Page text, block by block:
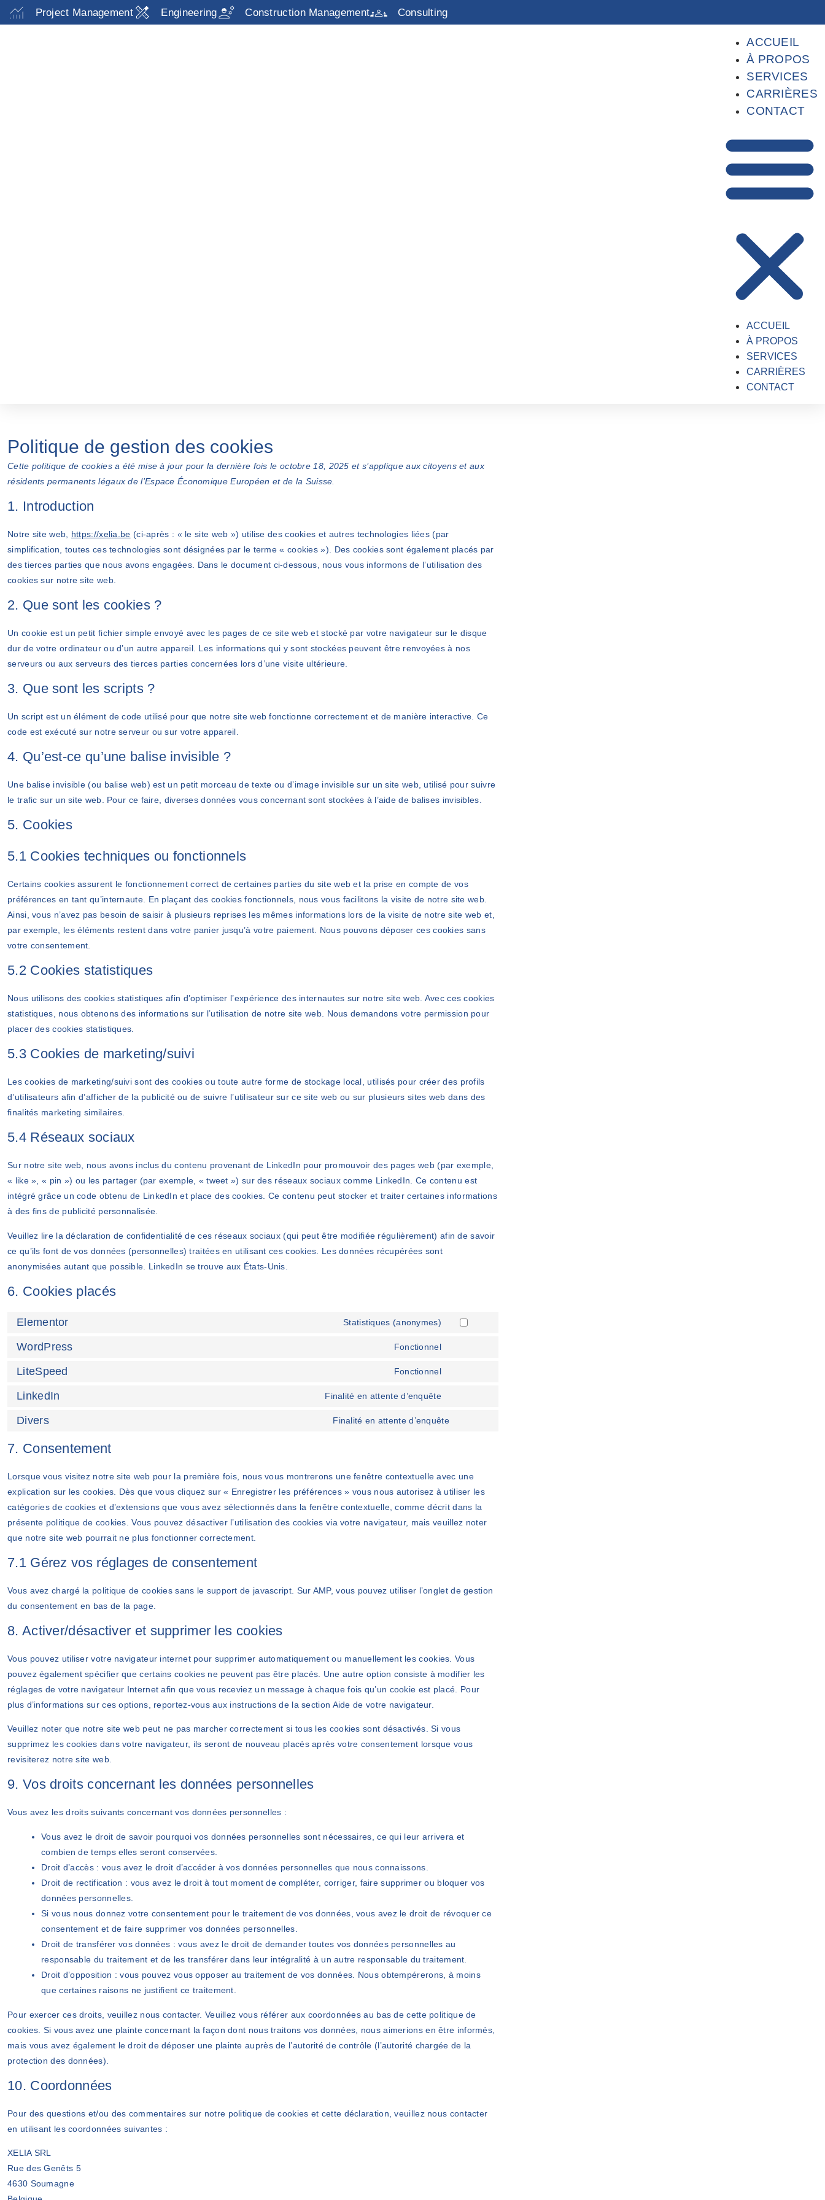
Project Management Engineering Construction Management Consulting
ACCUEIL
À PROPOS
SERVICES
CARRIÈRES
CONTACT
ACCUEIL
À PROPOS
SERVICES
CARRIÈRES
CONTACT
Politique de gestion des cookies
Cette politique de cookies a été mise à jour pour la dernière fois le octobre 18, 2025 et s’applique aux citoyens et aux
résidents permanents légaux de l’Espace Économique Européen et de la Suisse.
1. Introduction
Notre site web, https://xelia.be (ci-après : « le site web ») utilise des cookies et autres technologies liées (par
simplification, toutes ces technologies sont désignées par le terme « cookies »). Des cookies sont également placés par
des tierces parties que nous avons engagées. Dans le document ci-dessous, nous vous informons de l’utilisation des
cookies sur notre site web.
2. Que sont les cookies ?
Un cookie est un petit fichier simple envoyé avec les pages de ce site web et stocké par votre navigateur sur le disque
dur de votre ordinateur ou d’un autre appareil. Les informations qui y sont stockées peuvent être renvoyées à nos
serveurs ou aux serveurs des tierces parties concernées lors d’une visite ultérieure.
3. Que sont les scripts ?
Un script est un élément de code utilisé pour que notre site web fonctionne correctement et de manière interactive. Ce
code est exécuté sur notre serveur ou sur votre appareil.
4. Qu’est-ce qu’une balise invisible ?
Une balise invisible (ou balise web) est un petit morceau de texte ou d’image invisible sur un site web, utilisé pour suivre
le trafic sur un site web. Pour ce faire, diverses données vous concernant sont stockées à l’aide de balises invisibles.
5. Cookies
5.1 Cookies techniques ou fonctionnels
Certains cookies assurent le fonctionnement correct de certaines parties du site web et la prise en compte de vos
préférences en tant qu’internaute. En plaçant des cookies fonctionnels, nous vous facilitons la visite de notre site web.
Ainsi, vous n’avez pas besoin de saisir à plusieurs reprises les mêmes informations lors de la visite de notre site web et,
par exemple, les éléments restent dans votre panier jusqu’à votre paiement. Nous pouvons déposer ces cookies sans
votre consentement.
5.2 Cookies statistiques
Nous utilisons des cookies statistiques afin d’optimiser l’expérience des internautes sur notre site web. Avec ces cookies
statistiques, nous obtenons des informations sur l’utilisation de notre site web. Nous demandons votre permission pour
placer des cookies statistiques.
5.3 Cookies de marketing/suivi
Les cookies de marketing/suivi sont des cookies ou toute autre forme de stockage local, utilisés pour créer des profils
d’utilisateurs afin d’afficher de la publicité ou de suivre l’utilisateur sur ce site web ou sur plusieurs sites web dans des
finalités marketing similaires.
5.4 Réseaux sociaux
Sur notre site web, nous avons inclus du contenu provenant de LinkedIn pour promouvoir des pages web (par exemple,
« like », « pin ») ou les partager (par exemple, « tweet ») sur des réseaux sociaux comme LinkedIn. Ce contenu est
intégré grâce un code obtenu de LinkedIn et place des cookies. Ce contenu peut stocker et traiter certaines informations
à des fins de publicité personnalisée.
Veuillez lire la déclaration de confidentialité de ces réseaux sociaux (qui peut être modifiée régulièrement) afin de savoir
ce qu’ils font de vos données (personnelles) traitées en utilisant ces cookies. Les données récupérées sont
anonymisées autant que possible. LinkedIn se trouve aux États-Unis.
6. Cookies placés
Elementor Statistiques (anonymes)
WordPress Fonctionnel
LiteSpeed Fonctionnel
LinkedIn Finalité en attente d’enquête
Divers Finalité en attente d’enquête
7. Consentement
Lorsque vous visitez notre site web pour la première fois, nous vous montrerons une fenêtre contextuelle avec une
explication sur les cookies. Dès que vous cliquez sur « Enregistrer les préférences » vous nous autorisez à utiliser les
catégories de cookies et d’extensions que vous avez sélectionnés dans la fenêtre contextuelle, comme décrit dans la
présente politique de cookies. Vous pouvez désactiver l’utilisation des cookies via votre navigateur, mais veuillez noter
que notre site web pourrait ne plus fonctionner correctement.
7.1 Gérez vos réglages de consentement
Vous avez chargé la politique de cookies sans le support de javascript. Sur AMP, vous pouvez utiliser l’onglet de gestion
du consentement en bas de la page.
8. Activer/désactiver et supprimer les cookies
Vous pouvez utiliser votre navigateur internet pour supprimer automatiquement ou manuellement les cookies. Vous
pouvez également spécifier que certains cookies ne peuvent pas être placés. Une autre option consiste à modifier les
réglages de votre navigateur Internet afin que vous receviez un message à chaque fois qu’un cookie est placé. Pour
plus d’informations sur ces options, reportez-vous aux instructions de la section Aide de votre navigateur.
Veuillez noter que notre site web peut ne pas marcher correctement si tous les cookies sont désactivés. Si vous
supprimez les cookies dans votre navigateur, ils seront de nouveau placés après votre consentement lorsque vous
revisiterez notre site web.
9. Vos droits concernant les données personnelles
Vous avez les droits suivants concernant vos données personnelles :
Vous avez le droit de savoir pourquoi vos données personnelles sont nécessaires, ce qui leur arrivera et
combien de temps elles seront conservées.
Droit d’accès : vous avez le droit d’accéder à vos données personnelles que nous connaissons.
Droit de rectification : vous avez le droit à tout moment de compléter, corriger, faire supprimer ou bloquer vos
données personnelles.
Si vous nous donnez votre consentement pour le traitement de vos données, vous avez le droit de révoquer ce
consentement et de faire supprimer vos données personnelles.
Droit de transférer vos données : vous avez le droit de demander toutes vos données personnelles au
responsable du traitement et de les transférer dans leur intégralité à un autre responsable du traitement.
Droit d’opposition : vous pouvez vous opposer au traitement de vos données. Nous obtempérerons, à moins
que certaines raisons ne justifient ce traitement.
Pour exercer ces droits, veuillez nous contacter. Veuillez vous référer aux coordonnées au bas de cette politique de
cookies. Si vous avez une plainte concernant la façon dont nous traitons vos données, nous aimerions en être informés,
mais vous avez également le droit de déposer une plainte auprès de l’autorité de contrôle (l’autorité chargée de la
protection des données).
10. Coordonnées
Pour des questions et/ou des commentaires sur notre politique de cookies et cette déclaration, veuillez nous contacter
en utilisant les coordonnées suivantes :
XELIA SRL
Rue des Genêts 5
4630 Soumagne